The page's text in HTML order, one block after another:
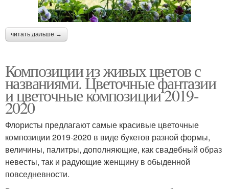
читать дальше →
Композиции из живых цветов с
названиями. Цветочные фантазии
и цветочные композиции 2019-
2020
Флористы предлагают самые красивые цветочные
композиции 2019-2020 в виде букетов разной формы,
величины, палитры, дополняющие, как свадебный образ
невесты, так и радующие женщину в обыденной
повседневности.